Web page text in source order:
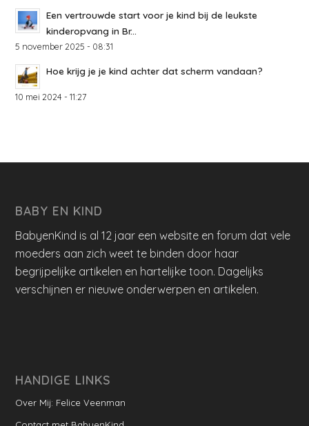
Een vertrouwde start voor je kind bij de leukste
kinderopvang in Br...
5 november 2025 - 08:31
Hoe krijg je je kind achter dat scherm vandaan?
10 mei 2024 - 11:27
BABY EN KIND
BabyenKind is al 12 jaar een website en forum dat vele
moeders aan zich weet te binden door haar
begrijpelijke artikelen en hartelijke toon. Dagelijks
verschijnen er nieuwe onderwerpen en artikelen.
HANDIGE LINKS
Over Mij: Felice Veenman